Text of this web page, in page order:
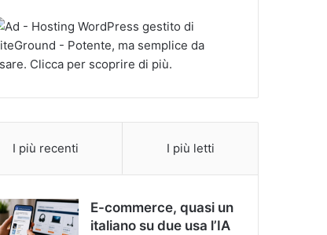
I più recenti I più letti
E-commerce, quasi un
italiano su due usa l’IA